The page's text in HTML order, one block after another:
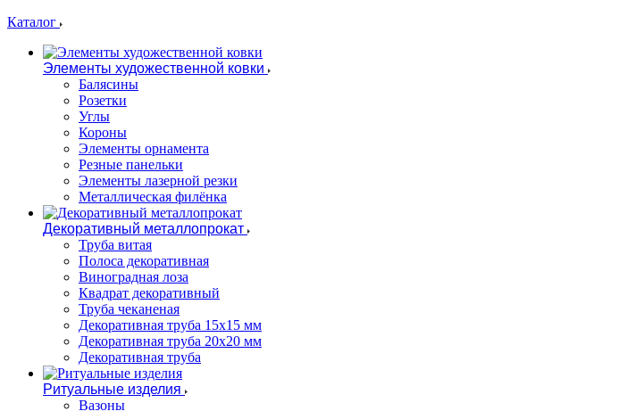
Каталог
Элементы художественной ковки
Балясины
Розетки
Углы
Короны
Элементы орнамента
Резные панельки
Элементы лазерной резки
Металлическая филёнка
Декоративный металлопрокат
Труба витая
Полоса декоративная
Виноградная лоза
Квадрат декоративный
Труба чеканеная
Декоративная труба 15х15 мм
Декоративная труба 20х20 мм
Декоративная труба
Ритуальные изделия
Вазоны